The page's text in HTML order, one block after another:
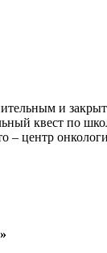
и
квест по
– центр